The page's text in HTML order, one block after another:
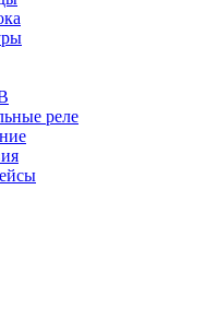
реле